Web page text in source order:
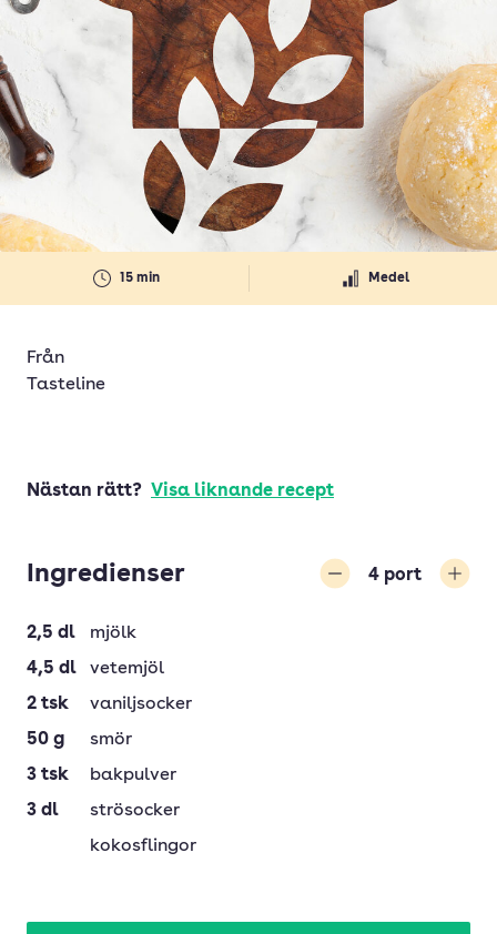
15 min Medel
Från
Tasteline
Nästan rätt? Visa liknande recept
Ingredienser 4 port
2,5 dl
mjölk
4,5 dl
vetemjöl
2 tsk
vaniljsocker
50 g
smör
3 tsk
bakpulver
3 dl
strösocker
kokosflingor